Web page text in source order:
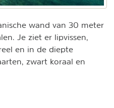
wand van 30 meter
Je ziet er lipvissen,
en in de diepte
zwart koraal en